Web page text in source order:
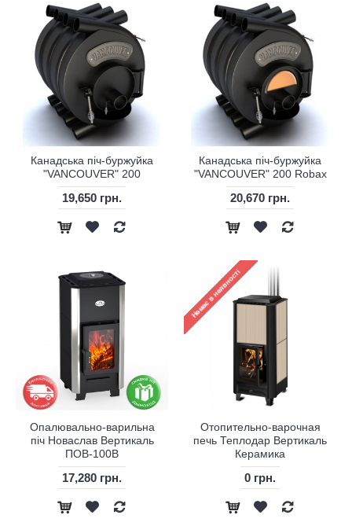
Канадська піч-буржуйка
"VANCOUVER" 200
19,650 грн.
Канадська піч-буржуйка
"VANCOUVER" 200 Robax
20,670 грн.
Опалювально-варильна
піч Новаслав Вертикаль
ПОВ-100В
17,280 грн.
Отопительно-варочная
печь Теплодар Вертикаль
Керамика
0 грн.